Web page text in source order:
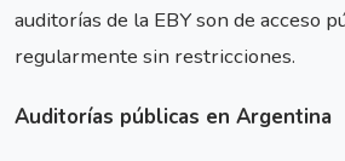
auditorías de la EBY son de acceso
regularmente sin restricciones.
Auditorías públicas en Argentina